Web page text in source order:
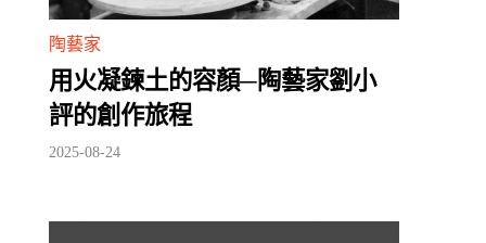
陶藝家
用火凝鍊土的容顏─陶藝家劉小
評的創作旅程
2025-08-24